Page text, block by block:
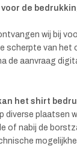
de
wij bij
scherpte van het
de aanvraag
het shirt
diverse plaatsen
of nabij de